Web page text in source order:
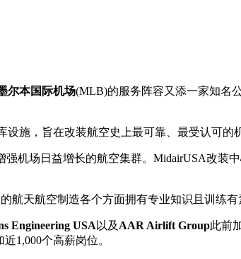
尔本国际机场(MLB)的服务阵容又添一家知名公
施，旨在改装航空史上最可靠、最受认可的
机场日益增长的航空集群。MidairUSA改装
天航空制造各个方面拥有专业知识且训练有
Engineering USA 以及 AAR Airlift Group此前
1,000个高薪岗位。